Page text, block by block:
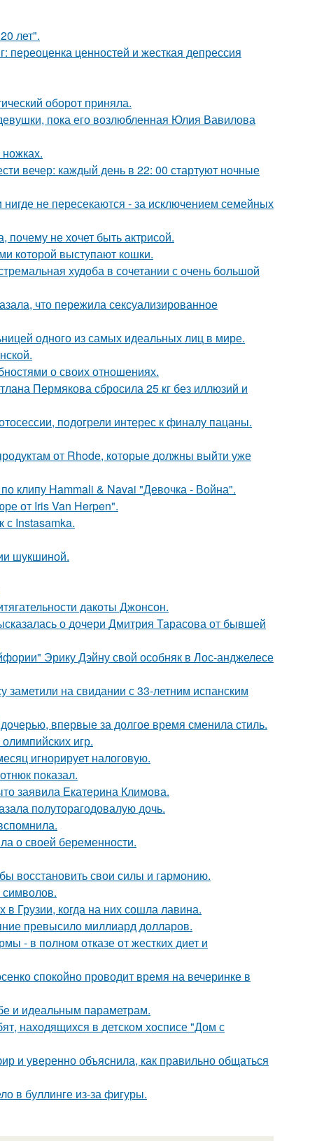
лет".
переоценка ценностей и жесткая депрессия
оборот приняла.
пока его возлюбленная Юлия Вавилова
вечер: каждый день в 22: 00 стартуют ночные
не пересекаются - за исключением семейных
почему не хочет быть актрисой.
которой выступают кошки.
худоба в сочетании с очень большой
что пережила сексуализированное
одного из самых идеальных лиц в мире.
о своих отношениях.
Пермякова сбросила 25 кг без иллюзий и
подогрели интерес к финалу пацаны.
от Rhode, которые должны выйти уже
клипу Hammali & Navai "Девочка - Война".
от Iris Van Herpen".
с Instasamka.
шукшиной.
дакоты Джонсон.
о дочери Дмитрия Тарасова от бывшей
Эрику Дэйну свой особняк в Лос-анджелесе
заметили на свидании с 33-летним испанским
впервые за долгое время сменила стиль.
игр.
игнорирует налоговую.
показал.
заявила Екатерина Климова.
полуторагодовалую дочь.
о своей беременности.
восстановить свои силы и гармонию.
Грузии, когда на них сошла лавина.
превысило миллиард долларов.
- в полном отказе от жестких диет и
спокойно проводит время на вечеринке в
и идеальным параметрам.
находящихся в детском хосписе "Дом с
и уверенно объяснила, как правильно общаться
в буллинге из-за фигуры.